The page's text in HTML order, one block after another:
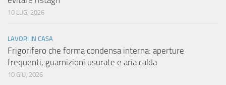
10 LUG, 2026
LAVORI IN CASA
Frigorifero che forma condensa interna: aperture
frequenti, guarnizioni usurate e aria calda
10 GIU, 2026